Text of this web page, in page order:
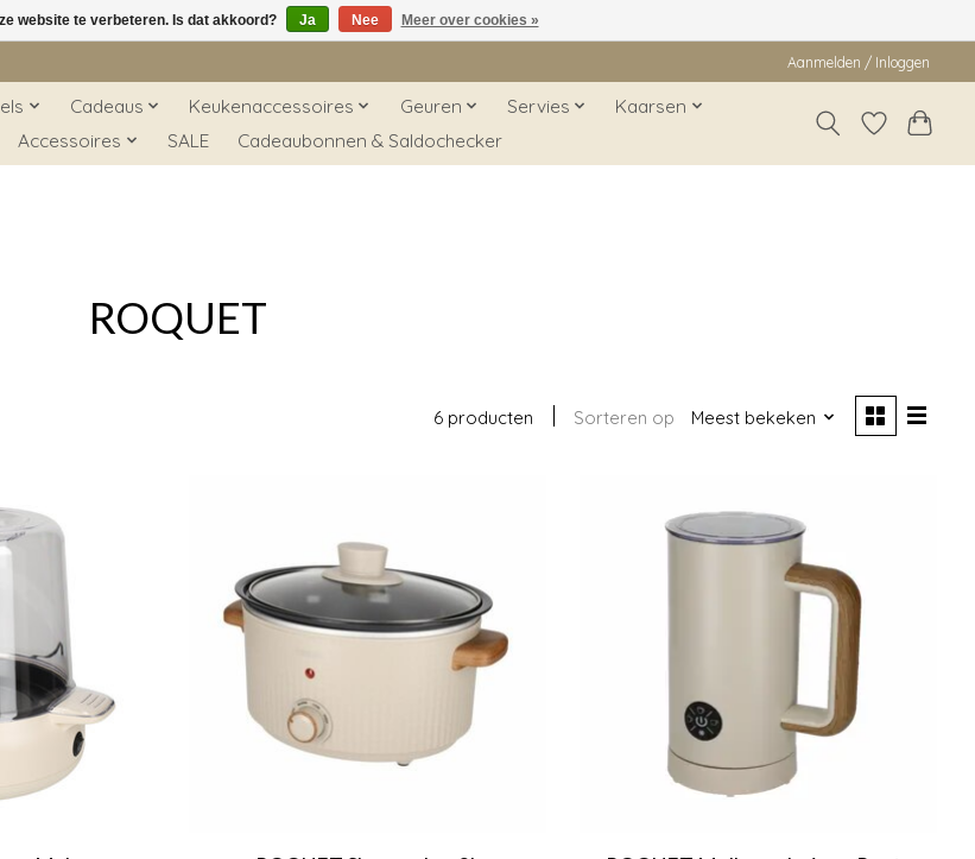
Aanmelden / Inloggen
Cadeaus Keukenaccessoires Geuren Servies
Kaarsen
Accessoires SALE Cadeaubonnen & Saldochecker
ROQUET
6 producten Sorteren op Meest bekeken
website te verbeteren. Is dat akkoord? Ja Nee Meer over cookies »